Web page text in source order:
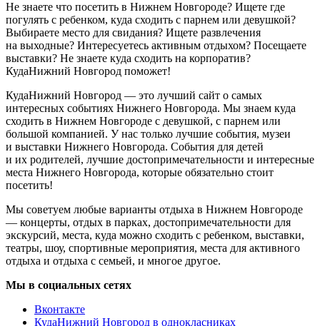
Не знаете что посетить в Нижнем Новгороде? Ищете где
погулять с ребенком, куда сходить с парнем или девушкой?
Выбираете место для свидания? Ищете развлечения
на выходные? Интересуетесь активным отдыхом? Посещаете
выставки? Не знаете куда сходить на корпоратив?
КудаНижний Новгород поможет!
КудаНижний Новгород — это лучший сайт о самых
интересных событиях Нижнего Новгорода. Мы знаем куда
сходить в Нижнем Новгороде с девушкой, с парнем или
большой компанией. У нас только лучшие события, музеи
и выставки Нижнего Новгорода. События для детей
и их родителей, лучшие достопримечательности и интересные
места Нижнего Новгорода, которые обязательно стоит
посетить!
Мы советуем любые варианты отдыха в Нижнем Новгороде
— концерты, отдых в парках, достопримечательности для
экскурсий, места, куда можно сходить с ребенком, выставки,
театры, шоу, спортивные мероприятия, места для активного
отдыха и отдыха с семьей, и многое другое.
Мы в социальных сетях
Вконтакте
КудаНижний Новгород в однокласниках